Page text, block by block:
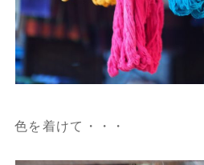
色を着けて・・・